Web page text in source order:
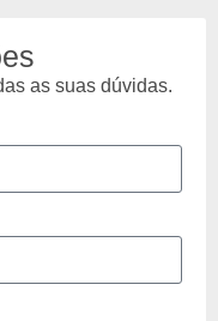
as suas dúvidas.